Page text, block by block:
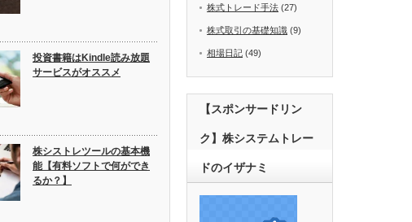
投資書籍はKindle読み放題
サービスがオススメ
株シストレツールの基本機
能【有料ソフトで何ができ
るか？】
株式トレード手法 (27)
株式取引の基礎知識 (9)
相場日記 (49)
【スポンサードリン
ク】株システムトレー
ドのイザナミ